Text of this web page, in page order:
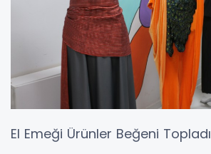
El Emeği Ürünler Beğeni Topladı